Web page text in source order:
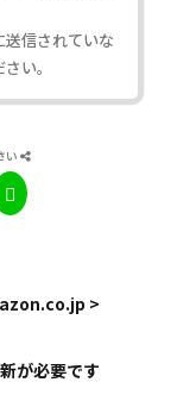
信されていな
い。
い
>
が必要です